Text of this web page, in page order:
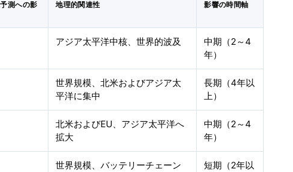
予測への影
地理的関連性 影響の時間軸
アジア太平洋中核、世界的波及
中期（2～4
年）
世界規模、北米およびアジア太
平洋に集中
長期（4年以
上）
北米およびEU、アジア太平洋へ
拡大
中期（2～4
年）
世界規模、バッテリーチェーン
短期（2年以